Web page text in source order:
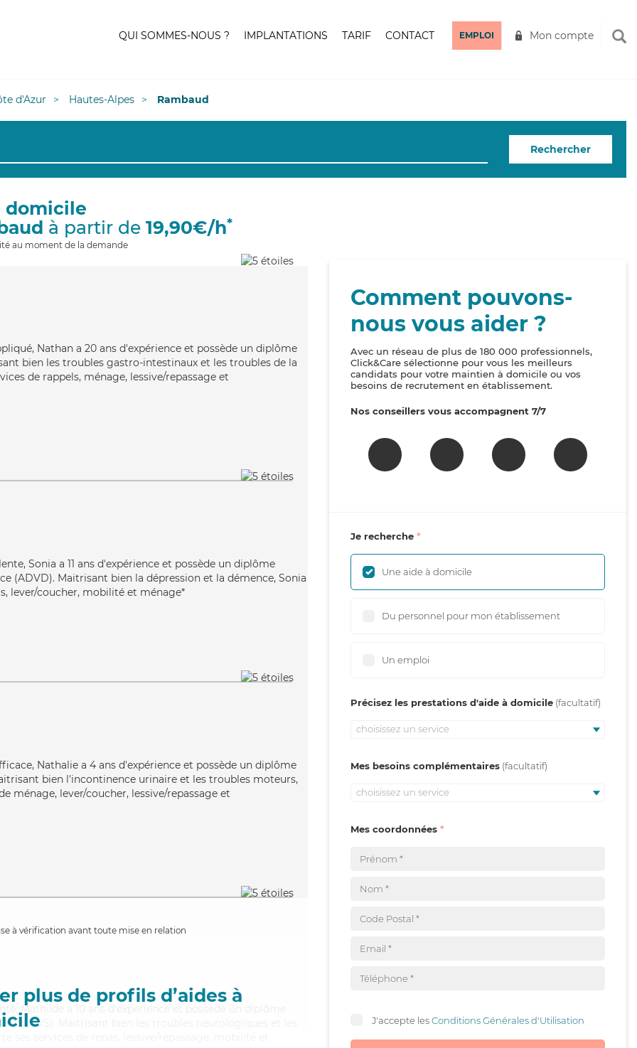
QUI SOMMES-NOUS ? IMPLANTATIONS TARIF CONTACT EMPLOI Mon compte
d'Azur Hautes-Alpes Rambaud
Rechercher
domicile
à partir de 19,90€/h*
au moment de la demande
Nathan a 20 ans d'expérience et possède un diplôme
bien les troubles gastro-intestinaux et les troubles de la
de rappels, ménage, lessive/repassage et
Sonia a 11 ans d'expérience et possède un diplôme
(ADVD). Maitrisant bien la dépression et la démence, Sonia
lever/coucher, mobilité et ménage*
Nathalie a 4 ans d'expérience et possède un diplôme
bien l'incontinence urinaire et les troubles moteurs,
ménage, lever/coucher, lessive/repassage et
à vérification avant toute mise en relation
plus de profils d’aides à
Mathilde a 10 ans d'expérience et possède un diplôme
(DEAVS). Maitrisant bien les troubles neurologiques et les
Comment pouvons-
nous vous aider ?
Avec un réseau de plus de 180 000 professionnels,
Click&Care sélectionne pour vous les meilleurs
candidats pour votre maintien à domicile ou vos
besoins de recrutement en établissement.
Nos conseillers vous accompagnent 7/7
Je recherche
Une aide à domicile
Du personnel pour mon établissement
Un emploi
Précisez les prestations d'aide à domicile
choisissez un service
Mes besoins complémentaires
choisissez un service
Mes coordonnées
J'accepte lesConditions Générales d'Utilisation